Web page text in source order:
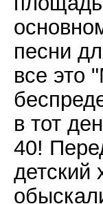
песни
все это
в тот
40!
детский